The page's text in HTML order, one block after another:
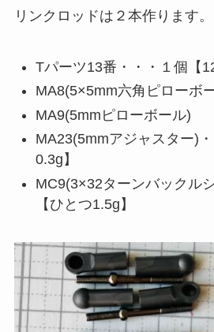
リンクロッドは２本作ります。
Tパーツ13番・・・１個【
MA8(5×5mm六角ピローボ
MA9(5mmピローボール)
MA23(5mmアジャスター)
0.3g】
MC9(3×32ターンバックル
【ひとつ1.5g】